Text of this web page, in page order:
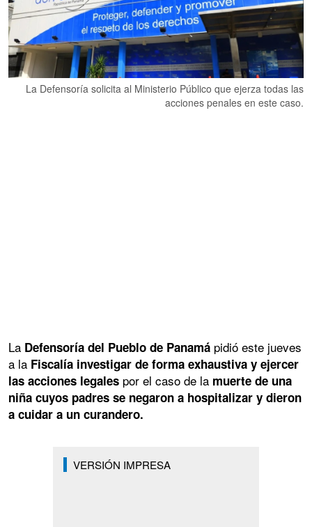
La Defensoría solicita al Ministerio Público que ejerza todas las
acciones penales en este caso.
La Defensoría del Pueblo de Panamá pidió este jueves
a la Fiscalía investigar de forma exhaustiva y ejercer
las acciones legales por el caso de la muerte de una
niña cuyos padres se negaron a hospitalizar y dieron
a cuidar a un curandero.
VERSIÓN IMPRESA